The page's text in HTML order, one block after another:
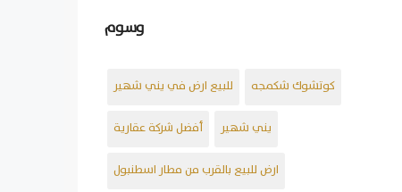
وسوم
كوتشوك شكمجه للبيع ارض في يني شهير
يني شهير أفضل شركة عقارية
ارض للبيع بالقرب من مطار اسطنبول